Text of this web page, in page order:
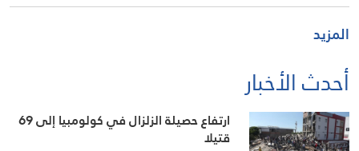
المزيد
أحدث الأخبار
ارتفاع حصيلة الزلزال في كولومبيا إلى 69
قتيلا